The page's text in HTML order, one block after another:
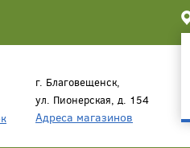
г. Благовещенск,
ул. Пионерская, д. 154
Адреса магазинов